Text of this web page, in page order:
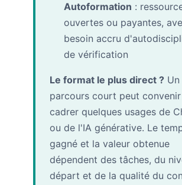
Autoformation :
ouvertes ou payantes,
besoin accru
de vérification
Le format le plus direct ? Un
parcours court peut
cadrer quelques usages de
ou de l'IA générative. Le
gagné et la valeur obtenue
dépendent des tâches, du
départ et de la qualité du